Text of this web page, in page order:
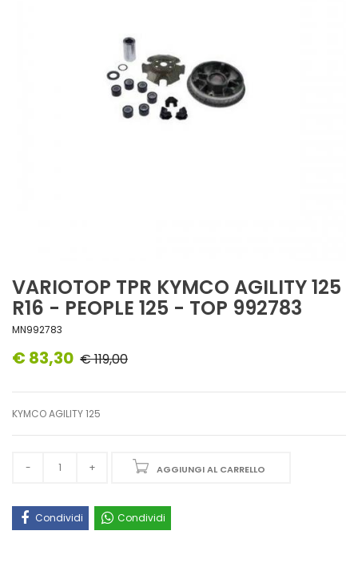
VARIOTOP TPR KYMCO AGILITY 125
R16 - PEOPLE 125 - TOP 992783
MN992783
€ 83,30 € 119,00
KYMCO AGILITY 125
AGGIUNGI AL CARRELLO
Condividi Condividi